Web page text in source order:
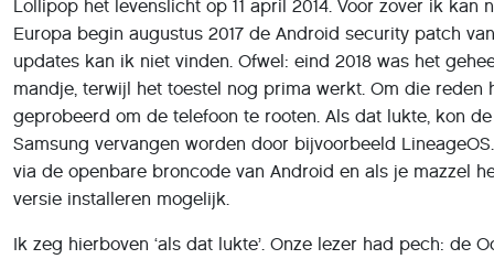
updates kan ik niet vinden. Ofwel: eind 2018 was het
mandje, terwijl het toestel nog prima werkt. Om die reden
geprobeerd om de telefoon te rooten. Als dat lukte, kon
Samsung vervangen worden door bijvoorbeeld
via de openbare broncode van Android en als je mazzel
versie installeren mogelijk.
Ik zeg hierboven ‘als dat lukte’. Onze lezer had pech: de
de telefoon in een zogenaamderecovery mode terecht: